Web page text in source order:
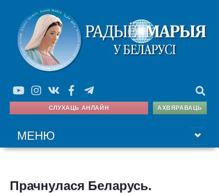
АХВЯРАВАЦЬ
СЛУХАЦЬ АНЛАЙН
МЕНЮ
ПРАГРАМА
Прачнулася Беларусь.